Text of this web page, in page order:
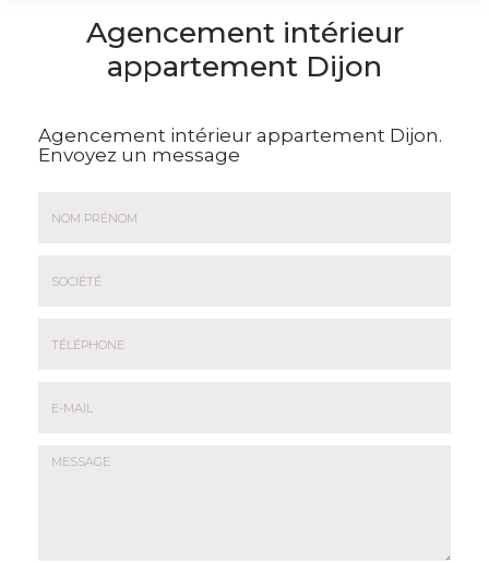
Agencement intérieur
appartement Dijon
Agencement intérieur appartement Dijon.
Envoyez un message